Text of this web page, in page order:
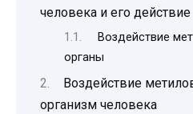
человека и его действие
Воздействие
органы
Воздействие
организм человека